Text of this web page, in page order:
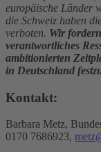
europäische Länder
die Schweiz haben
verboten. Wir
verantwortliches
ambitionierten
in Deutschland
Kontakt:
Barbara Metz,
0170 7686923,